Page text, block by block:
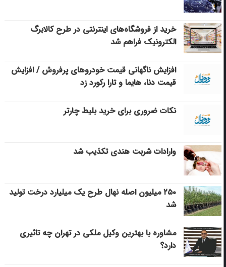
خرید از فروشگاه‌های اینترنتی در طرح کالابرگ
الکترونیک فراهم شد
افزایش ناگهانی قیمت خودروهای پرفروش / افزایش
قیمت دنا، هایما و تارا رکورد زد
نکات ضروری برای خرید بلیط چارتر
وارادات شربت هندی تکذیب شد
۲۵۰ میلیون اصله نهال طرح یک میلیارد درخت تولید
شد
مشاوره با بهترین وکیل ملکی در تهران چه تاثیری
دارد؟